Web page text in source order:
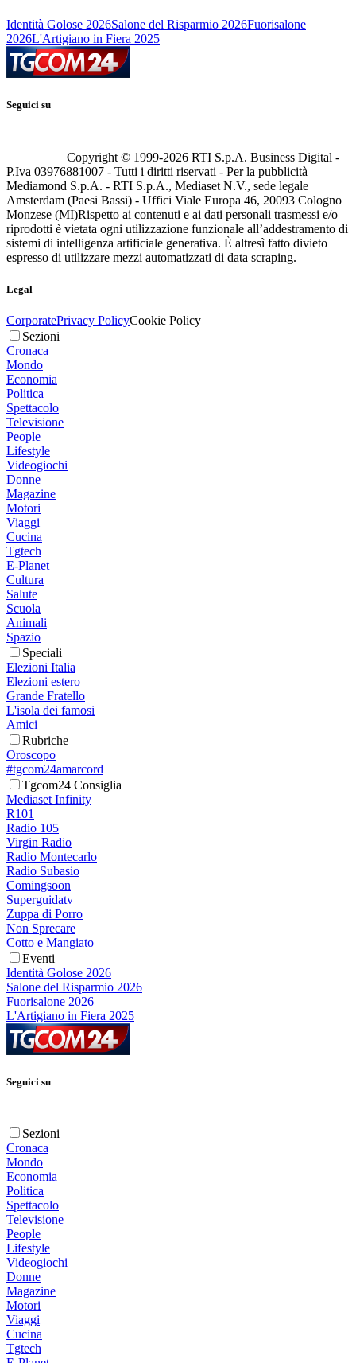
Identità Golose 2026Salone del Risparmio 2026Fuorisalone
2026L'Artigiano in Fiera 2025
Seguici su
Copyright © 1999-2026 RTI S.p.A. Business Digital -
P.Iva 03976881007 - Tutti i diritti riservati - Per la pubblicità
Mediamond S.p.A. - RTI S.p.A., Mediaset N.V., sede legale
Amsterdam (Paesi Bassi) - Uffici Viale Europa 46, 20093 Cologno
Monzese (MI)Rispetto ai contenuti e ai dati personali trasmessi e/o
riprodotti è vietata ogni utilizzazione funzionale all’addestramento di
sistemi di intelligenza artificiale generativa. È altresì fatto divieto
espresso di utilizzare mezzi automatizzati di data scraping.
Legal
CorporatePrivacy PolicyCookie Policy
Sezioni
Cronaca
Mondo
Economia
Politica
Spettacolo
Televisione
People
Lifestyle
Videogiochi
Donne
Magazine
Motori
Viaggi
Cucina
Tgtech
E-Planet
Cultura
Salute
Scuola
Animali
Spazio
Speciali
Elezioni Italia
Elezioni estero
Grande Fratello
L'isola dei famosi
Amici
Rubriche
Oroscopo
#tgcom24amarcord
Tgcom24 Consiglia
Mediaset Infinity
R101
Radio 105
Virgin Radio
Radio Montecarlo
Radio Subasio
Comingsoon
Superguidatv
Zuppa di Porro
Non Sprecare
Cotto e Mangiato
Eventi
Identità Golose 2026
Salone del Risparmio 2026
Fuorisalone 2026
L'Artigiano in Fiera 2025
Seguici su
Sezioni
Cronaca
Mondo
Economia
Politica
Spettacolo
Televisione
People
Lifestyle
Videogiochi
Donne
Magazine
Motori
Viaggi
Cucina
Tgtech